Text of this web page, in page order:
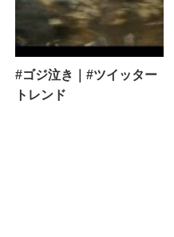
#ゴジ泣き｜#ツイッター
トレンド